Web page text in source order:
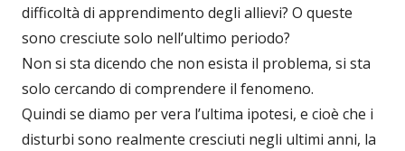
difficoltà di apprendimento degli allievi? O queste
sono cresciute solo nell’ultimo periodo?
Non si sta dicendo che non esista il problema, si sta
solo cercando di comprendere il fenomeno.
Quindi se diamo per vera l’ultima ipotesi, e cioè che i
disturbi sono realmente cresciuti negli ultimi anni, la